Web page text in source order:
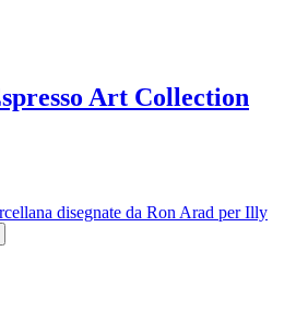
Art Collection
disegnate da Ron Arad per Illy